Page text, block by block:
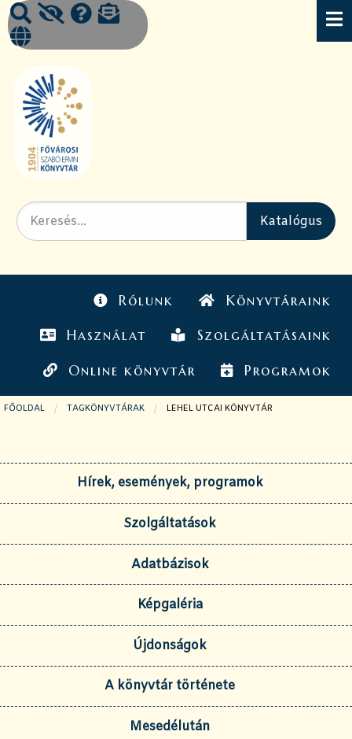
Rólunk Könyvtáraink
Használat Szolgáltatásaink
Online könyvtár Programok
FŐOLDAL TAGKÖNYVTÁRAK JELENLEGI OLDAL:
LEHEL UTCAI KÖNYVTÁR
Hírek, események, programok
Szolgáltatások
Adatbázisok
Képgaléria
Újdonságok
A könyvtár története
Mesedélután